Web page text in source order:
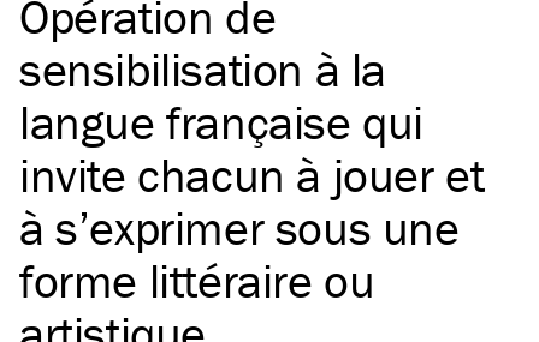
Opération de
sensibilisation à la
langue française qui
invite chacun à jouer et
à s’exprimer sous une
forme littéraire ou